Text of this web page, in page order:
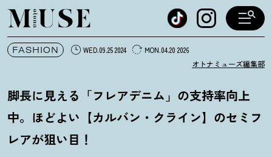
オトナミューズ ウェブ
FASHION WED.09.25 2024 MON.04.20 2026
オトナミューズ編集部
脚長に見える「フレアデニム」の支持率向上
中。ほどよい【カルバン・クライン】のセミフ
レアが狙い目 ！